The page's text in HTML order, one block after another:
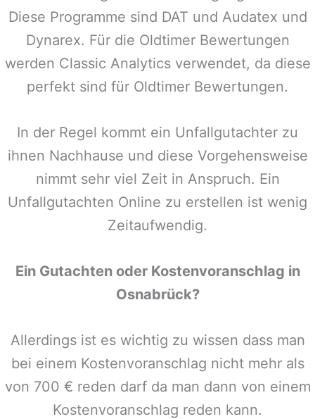
Diese Programme sind DAT und Audatex und
Dynarex. Für die Oldtimer Bewertungen
werden Classic Analytics verwendet, da diese
perfekt sind für Oldtimer Bewertungen.
In der Regel kommt ein Unfallgutachter zu
ihnen Nachhause und diese Vorgehensweise
nimmt sehr viel Zeit in Anspruch. Ein
Unfallgutachten Online zu erstellen ist wenig
Zeitaufwendig.
Ein Gutachten oder Kostenvoranschlag in
Osnabrück?
Allerdings ist es wichtig zu wissen dass man
bei einem Kostenvoranschlag nicht mehr als
von 700 € reden darf da man dann von einem
Kostenvoranschlag reden kann.